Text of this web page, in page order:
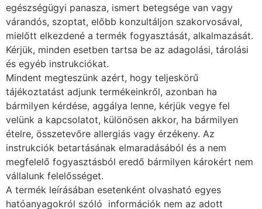
egészségügyi panasza, ismert betegsége van vagy
várandós, szoptat, előbb konzultáljon szakorvosával,
mielőtt elkezdené a termék fogyasztását, alkalmazását.
Kérjük, minden esetben tartsa be az adagolási, tárolási
és egyéb instrukciókat.
Mindent megteszünk azért, hogy teljeskörű
tájékoztatást adjunk termékeinkről, azonban ha
bármilyen kérdése, aggálya lenne, kérjük vegye fel
velünk a kapcsolatot, különösen akkor, ha bármilyen
ételre, összetevőre allergiás vagy érzékeny. Az
instrukciók betartásának elmaradásából és a nem
megfelelő fogyasztásból eredő bármilyen károkért nem
vállalunk felelősséget.
A termék leírásában esetenként olvasható egyes
hatóanyagokról szóló információk nem az adott